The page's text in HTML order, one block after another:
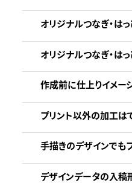
オリジナルつなぎ・は
オリジナルつなぎ・は
作成前に仕上りイメー
プリント以外の加工は
手描きのデザインでも
デザインデータの入稿